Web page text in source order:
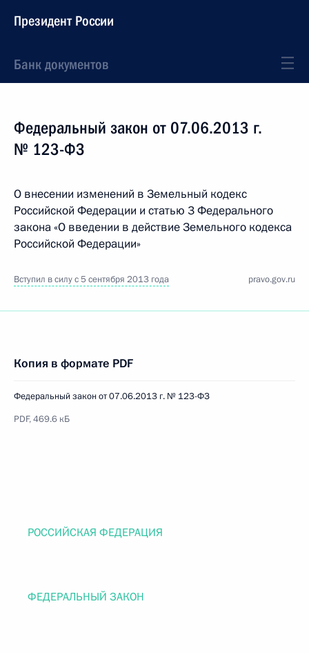
Президент России
Банк документов
Федеральный закон от 07.06.2013 г.
№ 123-ФЗ
О внесении изменений в Земельный кодекс
Российской Федерации и статью 3 Федерального
закона «О введении в действие Земельного кодекса
Российской Федерации»
Вступил в силу с 5 сентября 2013 года pravo.gov.ru
Копия в формате PDF
Федеральный закон от 07.06.2013 г. № 123-ФЗ
PDF, 469.6 кБ
РОССИЙСКАЯ ФЕДЕРАЦИЯ
ФЕДЕРАЛЬНЫЙ ЗАКОН